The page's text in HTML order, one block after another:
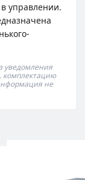
управлении.
уведомления
комплектацию
не